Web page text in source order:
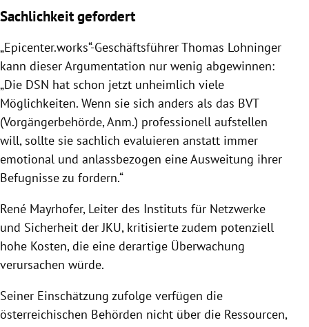
Sachlichkeit gefordert
„Epicenter.works“-Geschäftsführer Thomas Lohninger
kann dieser Argumentation nur wenig abgewinnen:
„Die DSN hat schon jetzt unheimlich viele
Möglichkeiten. Wenn sie sich anders als das BVT
(Vorgängerbehörde, Anm.) professionell aufstellen
will, sollte sie sachlich evaluieren anstatt immer
emotional und anlassbezogen eine Ausweitung ihrer
Befugnisse zu fordern.“
René Mayrhofer, Leiter des Instituts für Netzwerke
und Sicherheit der JKU, kritisierte zudem potenziell
hohe Kosten, die eine derartige Überwachung
verursachen würde.
Seiner Einschätzung zufolge verfügen die
österreichischen Behörden nicht über die Ressourcen,